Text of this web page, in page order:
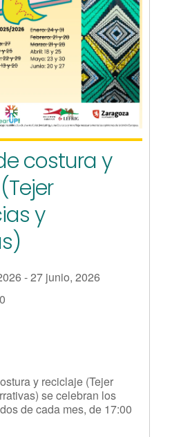
costura y
y
- 27 junio, 2026
y reciclaje (Tejer
se celebran los
de cada mes, de 17:00